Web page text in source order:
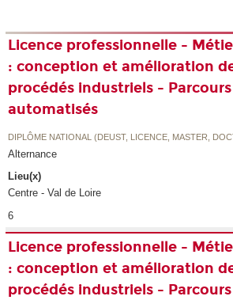
Licence professionnelle -
: conception et amélioration
procédés industriels -
automatisés
DIPLÔME NATIONAL (DEUST, LICENCE, MASTER,
Alternance
Lieu(x)
Centre - Val de Loire
6
Licence professionnelle -
: conception et amélioration
procédés industriels -